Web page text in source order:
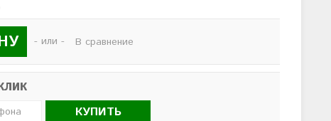
- или - В сравнение
КУПИТЬ